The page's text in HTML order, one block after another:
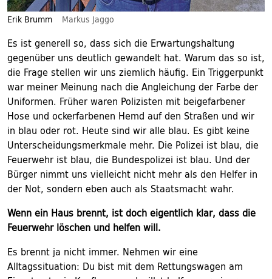
Erik Brumm Markus Jaggo
Es ist generell so, dass sich die Erwartungshaltung
gegenüber uns deutlich gewandelt hat. Warum das so ist,
die Frage stellen wir uns ziemlich häufig. Ein Triggerpunkt
war meiner Meinung nach die Angleichung der Farbe der
Uniformen. Früher waren Polizisten mit beigefarbener
Hose und ockerfarbenen Hemd auf den Straßen und wir
in blau oder rot. Heute sind wir alle blau. Es gibt keine
Unterscheidungsmerkmale mehr. Die Polizei ist blau, die
Feuerwehr ist blau, die Bundespolizei ist blau. Und der
Bürger nimmt uns vielleicht nicht mehr als den Helfer in
der Not, sondern eben auch als Staatsmacht wahr.
Wenn ein Haus brennt, ist doch eigentlich klar, dass die
Feuerwehr löschen und helfen will.
Es brennt ja nicht immer. Nehmen wir eine
Alltagssituation: Du bist mit dem Rettungswagen am